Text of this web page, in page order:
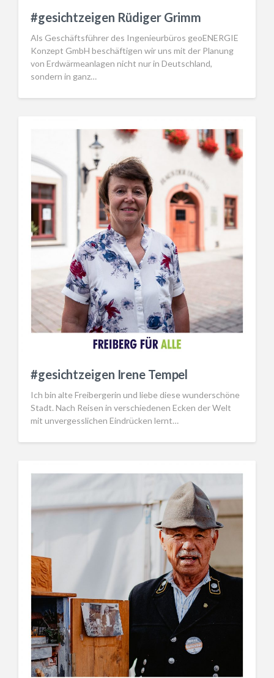
#gesichtzeigen Rüdiger Grimm
Als Geschäftsführer des Ingenieurbüros geoENERGIE
Konzept GmbH beschäftigen wir uns mit der Planung
von Erdwärmeanlagen nicht nur in Deutschland,
sondern in ganz…
#gesichtzeigen Irene Tempel
Ich bin alte Freibergerin und liebe diese wunderschöne
Stadt. Nach Reisen in verschiedenen Ecken der Welt
mit unvergesslichen Eindrücken lernt…